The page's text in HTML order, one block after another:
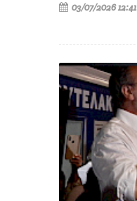
03/07/2026 12:41